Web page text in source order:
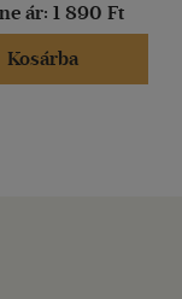
ár: 1 890 Ft
Kosárba